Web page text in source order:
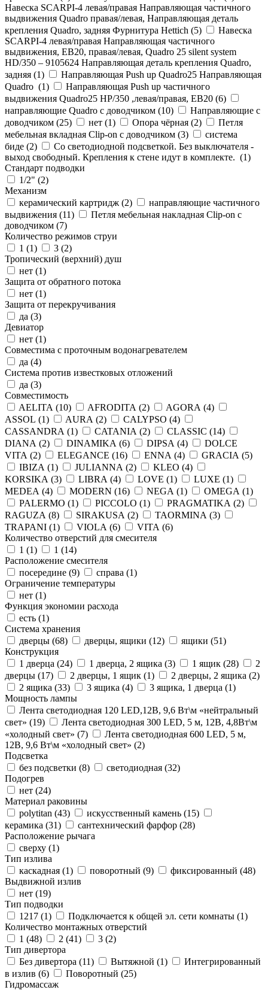
Навеска SCARPI-4 левая/правая Направляющая частичного
выдвижения Quadro правая/левая, Направляющая деталь
крепления Quadro, задняя Фурнитура Hettich (5)
Навеска
SCARPI-4 левая/правая Направляющая частичного
выдвижения, ЕВ20, правая/левая, Quadro 25 silent system
HD/350 – 9105624 Направляющая деталь крепления Quadro,
задняя (1)
Направляющая Push up Quadro25 Направляющая
Quadro (1)
Направляющая Push up частичного
выдвижения Quadro25 НР/350 ,левая/правая, ЕВ20 (6)
направляющие Quadro с доводчиком (10)
Направляющие с
доводчиком (25) нет (1) Опора чёрная (2)
Петля
мебельная вкладная Clip-on с доводчиком (3)
система
биде (2)
Со светодиодной подсветкой. Без выключателя -
выход свободный. Крепления к стене идут в комплекте. (1)
Стандарт подводки
1/2" (2)
Механизм
керамический картридж (2)
направляющие частичного
выдвижения (11)
Петля мебельная накладная Clip-on с
доводчиком (7)
Количество режимов струи
1 (1) 3 (2)
Тропический (верхний) душ
нет (1)
Защита от обратного потока
нет (1)
Защита от перекручивания
да (3)
Девиатор
нет (1)
Совместима с проточным водонагревателем
да (4)
Система против известковых отложений
да (3)
Совместимость
AELITA (10) AFRODITA (2) AGORA (4)
ASSOL (1) AURA (2) CALYPSO (4)
CASSANDRA (1) CATANIA (2) CLASSIC (14)
DIANA (2) DINAMIKA (6) DIPSA (4)
DOLCE
VITA (2) ELEGANCE (16) ENNA (4) GRACIA (5)
IBIZA (1) JULIANNA (2) KLEO (4)
KORSIKA (3) LIBRA (4) LOVE (1) LUXE (1)
MEDEA (4) MODERN (16) NEGA (1) OMEGA (1)
PALERMO (1) PICCOLO (1) PRAGMATIKA (2)
RAGUZA (8) SIRAKUSA (2) TAORMINA (3)
TRAPANI (1) VIOLA (6) VITA (6)
Количество отверстий для смесителя
1 (1) 1 (14)
Расположение смесителя
посередине (9) справа (1)
Ограничение температуры
нет (1)
Функция экономии расхода
есть (1)
Система хранения
дверцы (68) дверцы, ящики (12) ящики (51)
Конструкция
1 дверца (24) 1 дверца, 2 ящика (3) 1 ящик (28)
2
дверцы (17) 2 дверцы, 1 ящик (1) 2 дверцы, 2 ящика (2)
2 ящика (33) 3 ящика (4) 3 ящика, 1 дверца (1)
Мощность лампы
Лента светодиодная 120 LED,12В, 9,6 Вт\м «нейтральный
свет» (19)
Лента светодиодная 300 LED, 5 м, 12В, 4,8Вт\м
«холодный свет» (7)
Лента светодиодная 600 LED, 5 м,
12В, 9,6 Вт\м «холодный свет» (2)
Подсветка
без подсветки (8) светодиодная (32)
Подогрев
нет (24)
Материал раковины
polytitan (43) искусственный камень (15)
керамика (31) сантехнический фарфор (28)
Расположение рычага
сверху (1)
Тип излива
каскадная (1) поворотный (9) фиксированный (48)
Выдвижной излив
нет (19)
Тип подводки
1217 (1) Подключается к общей эл. сети комнаты (1)
Количество монтажных отверстий
1 (48) 2 (41) 3 (2)
Тип дивертора
Без дивертора (11) Вытяжной (1)
Интегрированный
в излив (6) Поворотный (25)
Гидромассаж